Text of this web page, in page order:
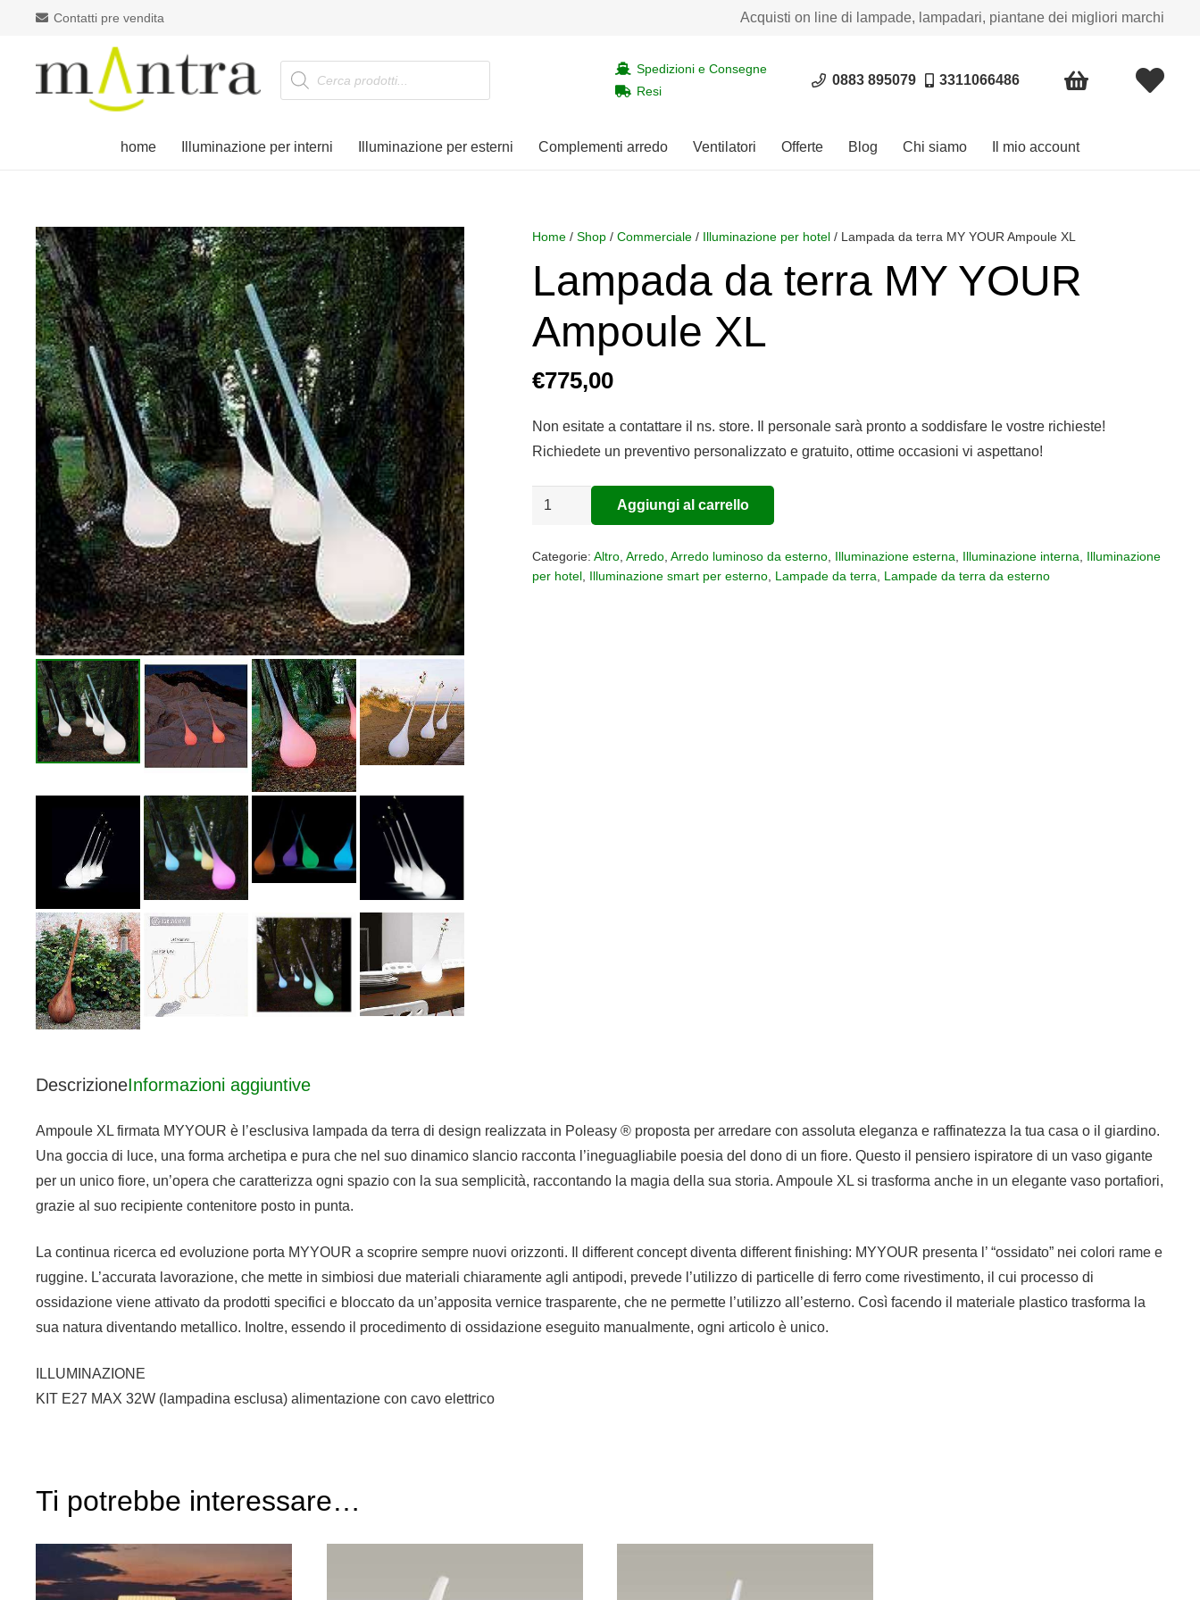
Contatti pre vendita Acquisti on line di lampade, lampadari, piantane dei migliori marchi
Products
search
Spedizioni e Consegne
Resi
0883 895079 3311066486
home Illuminazione per interni Illuminazione per esterni Complementi arredo Ventilatori Offerte Blog Chi siamo Il mio account
Home /Shop /Commerciale / Illuminazione per hotel / Lampada da terra MY YOUR Ampoule XL
Lampada da terra MY YOUR
Ampoule XL
€775,00
Non esitate a contattare il ns. store. Il personale sarà pronto a soddisfare le vostre richieste!
Richiedete un preventivo personalizzato e gratuito, ottime occasioni vi aspettano!
Lampada
MY
Aggiungi al carrello
Categorie:Altro,Arredo,Arredo luminoso da esterno, Illuminazione esterna, Illuminazione interna, Illuminazione
per hotel, Illuminazione smart per esterno, Lampade da terra, Lampade da terra da esterno
DescrizioneInformazioni aggiuntive
Ampoule XL firmata MYYOUR è l’esclusiva lampada da terra di design realizzata in Poleasy ® proposta per arredare con assoluta eleganza e raffinatezza la tua casa o il giardino.
Una goccia di luce, una forma archetipa e pura che nel suo dinamico slancio racconta l’ineguagliabile poesia del dono di un fiore. Questo il pensiero ispiratore di un vaso gigante
per un unico fiore, un’opera che caratterizza ogni spazio con la sua semplicità, raccontando la magia della sua storia. Ampoule XL si trasforma anche in un elegante vaso portafiori,
grazie al suo recipiente contenitore posto in punta.
La continua ricerca ed evoluzione porta MYYOUR a scoprire sempre nuovi orizzonti. Il different concept diventa different finishing: MYYOUR presenta l’ “ossidato” nei colori rame e
ruggine. L’accurata lavorazione, che mette in simbiosi due materiali chiaramente agli antipodi, prevede l’utilizzo di particelle di ferro come rivestimento, il cui processo di
ossidazione viene attivato da prodotti specifici e bloccato da un’apposita vernice trasparente, che ne permette l’utilizzo all’esterno. Così facendo il materiale plastico trasforma la
sua natura diventando metallico. Inoltre, essendo il procedimento di ossidazione eseguito manualmente, ogni articolo è unico.
ILLUMINAZIONE
KIT E27 MAX 32W (lampadina esclusa) alimentazione con cavo elettrico
Ti potrebbe interessare…